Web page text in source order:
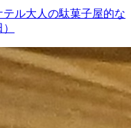
ル大人の駄菓子屋的な